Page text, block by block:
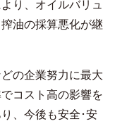
り、オイルバリュ
油の採算悪化が継
の企業努力に最大
コスト高の影響を
、今後も安全･安